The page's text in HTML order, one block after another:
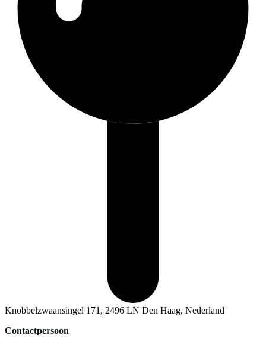
Knobbelzwaansingel 171, 2496 LN Den Haag, Nederland
Contactpersoon